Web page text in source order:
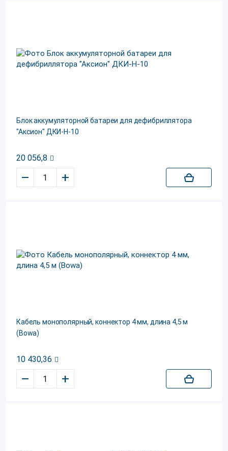
Блок аккумуляторной батареи для дефибриллятора
"Аксион" ДКИ-Н-10
20 056,8
– +
Кабель монополярный, коннектор 4 мм, длина 4,5 м
(Bowa)
10 430,36
– +